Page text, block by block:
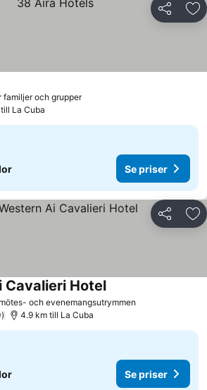
Dela
familjer och grupperSe priser
priser
La Cuba
Se priser
Dela
och evenemangsutrymmen
Cavalieri HotelSe priser
4.9 km till La Cuba
Se priser